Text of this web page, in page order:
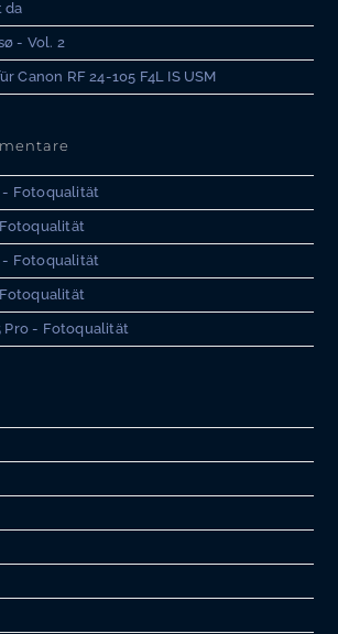
da
- Vol. 2
Canon RF 24-105 F4L IS USM
- Fotoqualität
- Fotoqualität
Pro - Fotoqualität